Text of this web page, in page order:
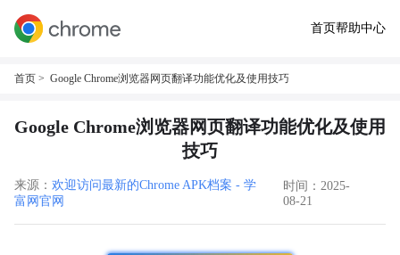
首页帮助中心
首页 > Google Chrome浏览器网页翻译功能优化及使用技巧
Google Chrome浏览器网页翻译功能优化及使用
技巧
来源： 欢迎访问最新的Chrome APK档案 - 学
富网官网
时间：2025-
08-21